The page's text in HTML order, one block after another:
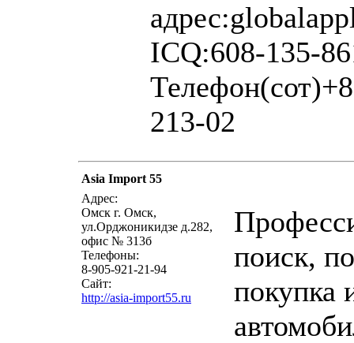
ICQ:608-135-
213-02
Asia Import 55
Адрес:
Омск г. Омск,
ул.Орджоникидзе д.282,
офис № 313б
Телефоны:
8-905-921-21-94
Сайт:
http://asia-import55.ru
поиск,
покупка